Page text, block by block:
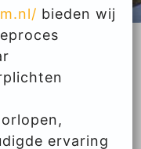
bieden wij
ervaring